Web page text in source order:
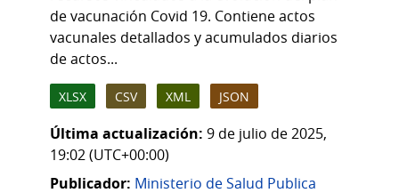
de vacunación Covid 19. Contiene actos
vacunales detallados y acumulados diarios
de actos...
XLSX CSV XML JSON
Última actualización: 9 de julio de 2025,
19:02 (UTC+00:00)
Publicador: Ministerio de Salud Publica